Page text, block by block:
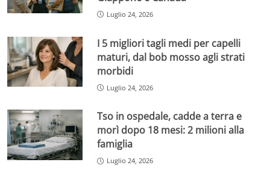
Luglio 24, 2026
I 5 migliori tagli medi per capelli
maturi, dal bob mosso agli strati
morbidi
Luglio 24, 2026
Tso in ospedale, cadde a terra e
morì dopo 18 mesi: 2 milioni alla
famiglia
Luglio 24, 2026